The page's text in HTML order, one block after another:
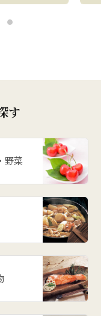
す
野菜